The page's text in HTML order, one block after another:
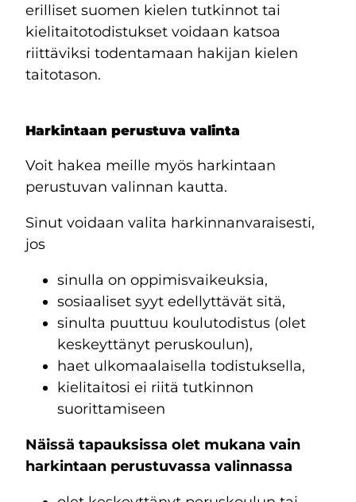
erilliset suomen kielen tutkinnot tai
kielitaitotodistukset voidaan katsoa
riittäviksi todentamaan hakijan kielen
taitotason.
Harkintaan perustuva valinta
Voit hakea meille myös harkintaan
perustuvan valinnan kautta.
Sinut voidaan valita harkinnanvaraisesti,
jos
sinulla on oppimisvaikeuksia,
sosiaaliset syyt edellyttävät sitä,
sinulta puuttuu koulutodistus (olet
keskeyttänyt peruskoulun),
haet ulkomaalaisella todistuksella,
kielitaitosi ei riitä tutkinnon
suorittamiseen
Näissä tapauksissa olet mukana vain
harkintaan perustuvassa valinnassa